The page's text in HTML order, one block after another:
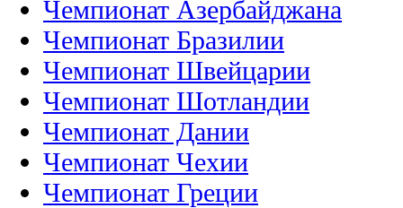
Чемпионат Азербайджана
Чемпионат Бразилии
Чемпионат Швейцарии
Чемпионат Шотландии
Чемпионат Дании
Чемпионат Чехии
Чемпионат Греции